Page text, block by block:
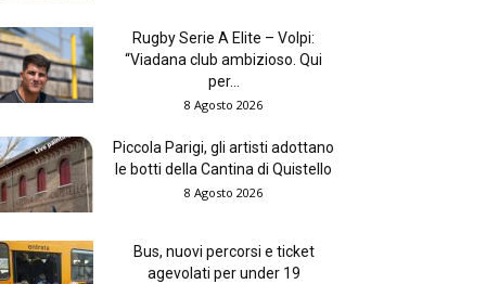
Rugby Serie A Elite – Volpi:
“Viadana club ambizioso. Qui
per...
8 Agosto 2026
Piccola Parigi, gli artisti adottano
le botti della Cantina di Quistello
8 Agosto 2026
Bus, nuovi percorsi e ticket
agevolati per under 19